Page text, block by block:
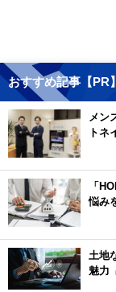
おすすめ記事【PR】
メン
トネ
「
悩み
土地
魅力